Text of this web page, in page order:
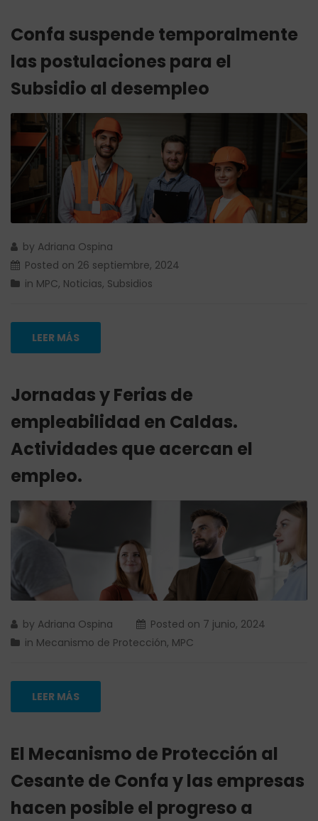
Confa suspende temporalmente
las postulaciones para el
Subsidio al desempleo
by Adriana Ospina
Posted on 26 septiembre, 2024
in MPC, Noticias, Subsidios
LEER MÁS
Jornadas y Ferias de
empleabilidad en Caldas.
Actividades que acercan el
empleo.
by Adriana Ospina Posted on 7 junio, 2024
in Mecanismo de Protección, MPC
LEER MÁS
El Mecanismo de Protección al
Cesante de Confa y las empresas
hacen posible el progreso a